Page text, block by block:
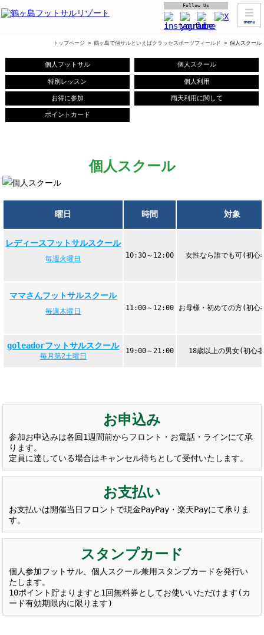
Follow Us
トップページ> 鶴ヶ島で個サルといえばクラッセスポーツフィールド > 個人スクール
個人フットサル 個人スクール
特別レッスン 個人利用
お得に参加 雨天利用に関して
ポイントカード
個人スクール
曜日 時間 対象
レディースフットサルスクール
毎週火曜日 10:30～12:00 女性なら誰でも可(初心
ママさんフットサルスクール
毎週木曜日 11:00～12:00 お母様・初めての方(初心
goleadorフットサルスクール
毎月第2土曜日
19:00～21:00 18歳以上の男女(初心
お申込み
参加お申込みは各回1週間前からフロント・お電話・ラインにて承
ります。
定員に達している場合はキャンセル待ちとして受付いたします。
お支払い
お支払いは開催当日フロントで現金PayPay・楽天Payにて承りま
す。
スタンプカード
個人参加フットサル、個人スクール兼用スタンプカードを発行い
たします。
10ポイント貯まりますと1回無料券としてお使いいただけます(カ
ード有効期限内に限ります)